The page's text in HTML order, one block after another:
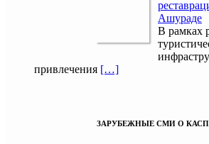
Ашураде
В рамках
привлечения […]
ЗАРУБЕЖНЫЕ СМИ О